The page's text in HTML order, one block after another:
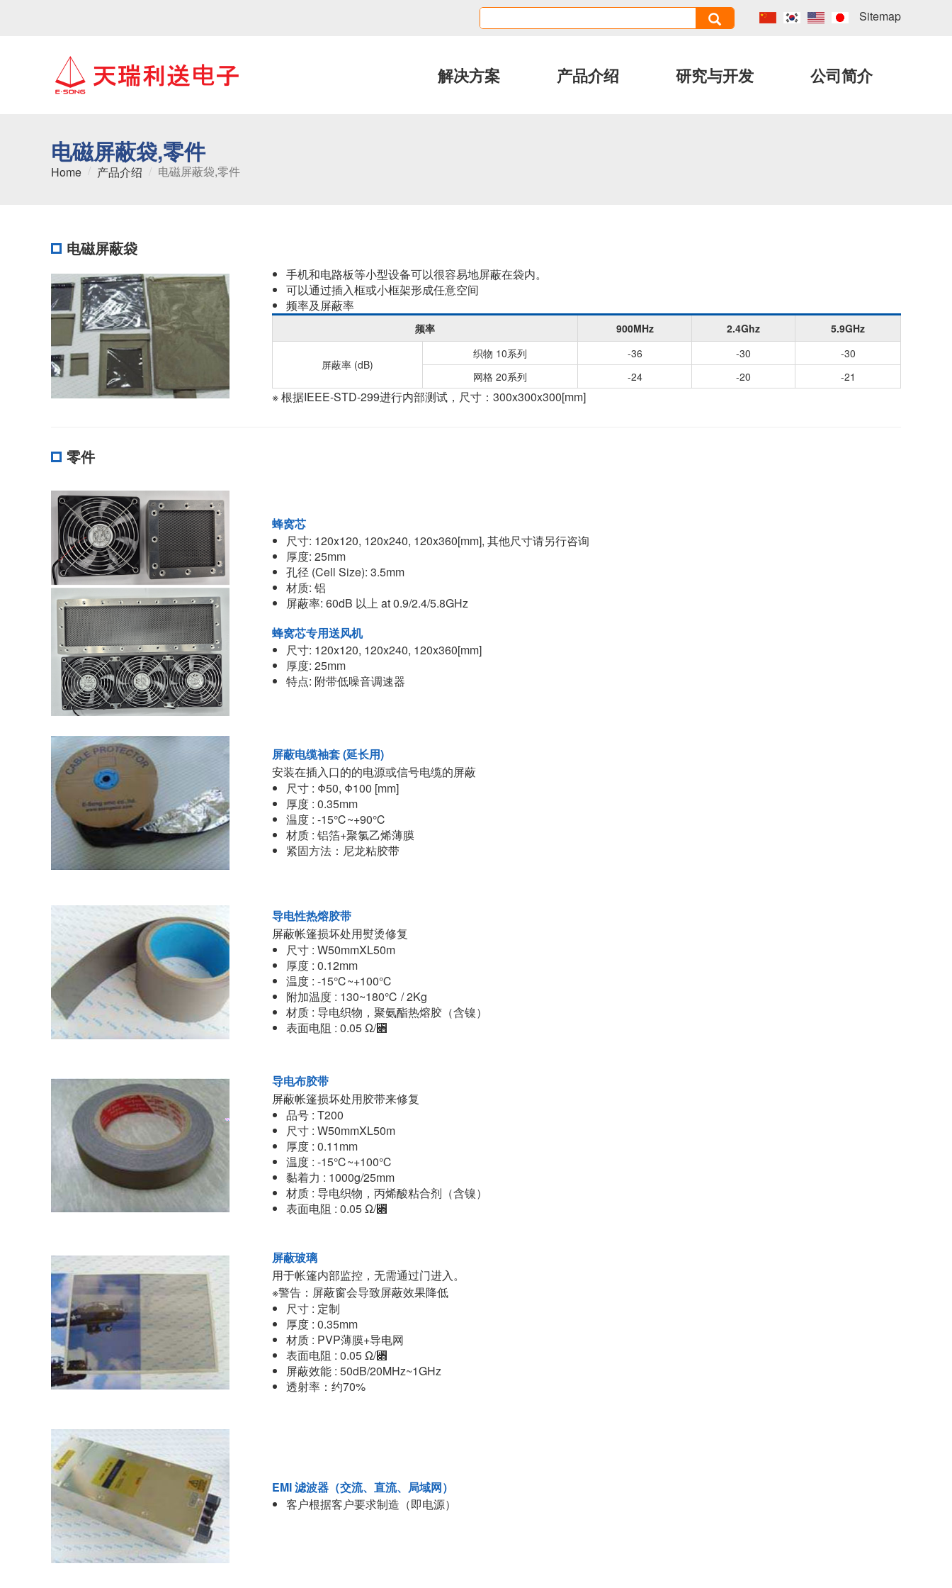
Sitemap
解决方案 产品介绍 研究与开发 公司简介
电磁屏蔽袋,零件
Home 产品介绍 电磁屏蔽袋,零件
电磁屏蔽袋
手机和电路板等小型设备可以很容易地屏蔽在袋内。
可以通过插入框或小框架形成任意空间
频率及屏蔽率
频率 900MHz 2.4Ghz 5.9GHz
屏蔽率 (dB)
织物 10系列 -36 -30
-30
网格 20系列
-24 -20 -21
※ 根据IEEE-STD-299进行内部测试，尺寸：300x300x300[mm]
零件
蜂窝芯
尺寸: 120x120, 120x240, 120x360[mm], 其他尺寸请另行咨询
厚度: 25mm
孔径 (Cell Size): 3.5mm
材质: 铝
屏蔽率: 60dB 以上 at 0.9/2.4/5.8GHz
蜂窝芯专用送风机
尺寸: 120x120, 120x240, 120x360[mm]
厚度: 25mm
特点: 附带低噪音调速器
屏蔽电缆袖套 (延长用)
安装在插入口的的电源或信号电缆的屏蔽
尺寸 : Φ50, Φ100 [mm]
厚度 : 0.35mm
温度 : -15℃~+90℃
材质 : 铝箔+聚氯乙烯薄膜
紧固方法：尼龙粘胶带
导电性热熔胶带
屏蔽帐篷损坏处用熨烫修复
尺寸 : W50mmXL50m
厚度 : 0.12mm
温度 : -15℃~+100℃
附加温度 : 130~180℃ / 2Kg
材质 : 导电织物，聚氨酯热熔胶（含镍）
表面电阻 : 0.05 Ω/꓋
导电布胶带
屏蔽帐篷损坏处用胶带来修复
品号 : T200
尺寸 : W50mmXL50m
厚度 : 0.11mm
温度 : -15℃~+100℃
黏着力 : 1000g/25mm
材质 : 导电织物，丙烯酸粘合剂（含镍）
表面电阻 : 0.05 Ω/꓋
屏蔽玻璃
用于帐篷内部监控，无需通过门进入。
※警告：屏蔽窗会导致屏蔽效果降低
尺寸 : 定制
厚度 : 0.35mm
材质 : PVP薄膜+导电网
表面电阻 : 0.05 Ω/꓋
屏蔽效能 : 50dB/20MHz~1GHz
透射率：约70%
EMI 滤波器（交流、直流、局域网）
客户根据客户要求制造（即电源）